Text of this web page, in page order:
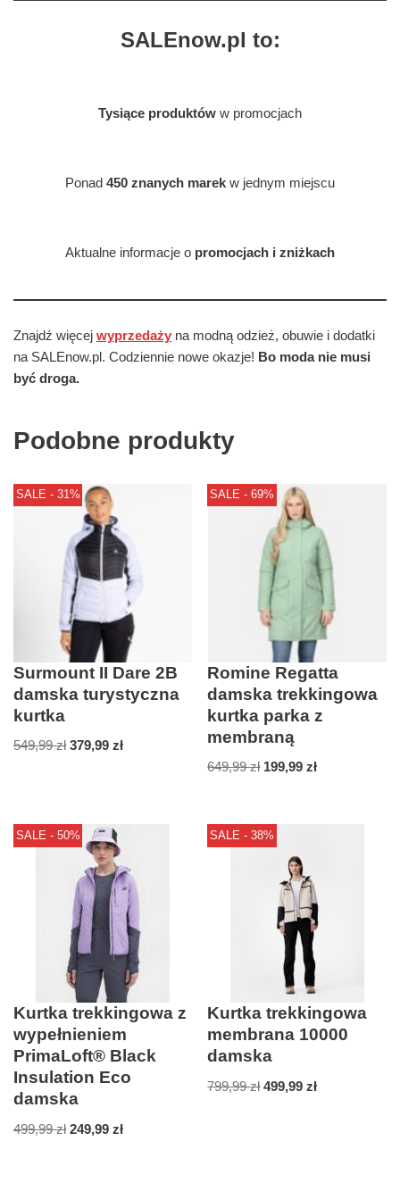
SALEnow.pl to:
Tysiące produktów w promocjach
Ponad 450 znanych marek w jednym miejscu
Aktualne informacje o promocjach i zniżkach
Znajdź więcej wyprzedaży na modną odzież, obuwie i dodatki
na SALEnow.pl. Codziennie nowe okazje! Bo moda nie musi
być droga.
Podobne produkty
SALE - 31%
Surmount II Dare 2B
damska turystyczna
kurtka
549,99zł 379,99 zł
SALE - 69%
Romine Regatta
damska trekkingowa
kurtka parka z
membraną
649,99zł 199,99zł
SALE - 50%
Kurtka trekkingowa z
wypełnieniem
PrimaLoft® Black
Insulation Eco
damska
499,99zł 249,99 zł
SALE - 38%
Kurtka trekkingowa
membrana 10000
damska
799,99zł 499,99zł